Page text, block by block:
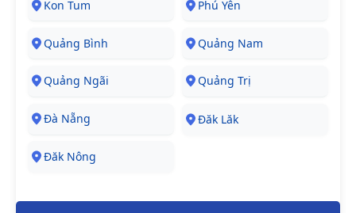
Kon Tum Phú Yên
Quảng Bình Quảng Nam
Quảng Ngãi Quảng Trị
Đà Nẵng Đăk Lăk
Đăk Nông